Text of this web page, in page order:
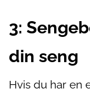
3:
din seng
Hvis du har en